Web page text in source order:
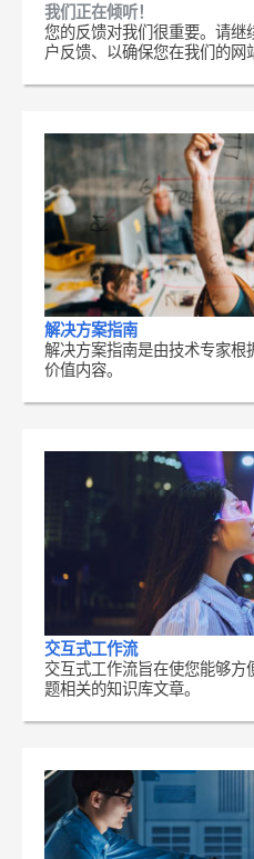
我们正在倾听！
您的反馈对我们很重要。请
户反馈、以确保您在我们的网
解决方案指南
解决方案指南是由技术专家
价值内容。
交互式工作流
交互式工作流旨在使您能够
题相关的知识库文章。